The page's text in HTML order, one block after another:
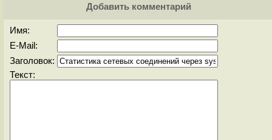
Добавить комментарий
Имя:
E-Mail:
Заголовок:
Текст: